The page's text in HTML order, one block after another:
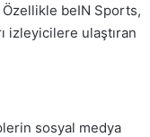
Özellikle beIN Sports,
izleyicilere ulaştıran
sosyal medya